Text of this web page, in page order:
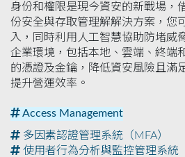
身份和權限是現今資安的新戰場，
份安全與存取管理解解決方案，您
入，同時利用人工智慧協助防堵威
企業環境，包括本地、雲端、終端
的憑證及金鑰，降低資安風險且滿
提升營運效率。
Access Management
多因素認證管理系統（MFA）
使用者行為分析與監控管理系統